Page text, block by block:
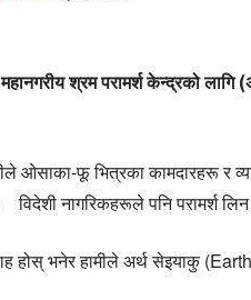
श्रम परामर्श केन्द्रको लागि
ओसाका-फू भित्रका कामदारहरू र
विदेशी नागरिकहरूले पनि परामर्श
होस् भनेर हामीले अर्थ सेइयाकु